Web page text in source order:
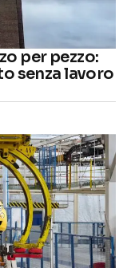
per pezzo:
senza lavoro